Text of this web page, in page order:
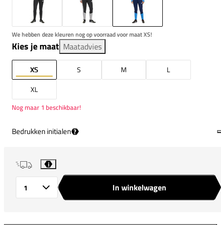
We hebben deze kleuren nog op voorraad voor maat XS!
Kies je maat Maatadvies
XS S M
L
XL
Nog maar 1 beschikbaar!
Bedrukken initialen ?
i
In winkelwagen